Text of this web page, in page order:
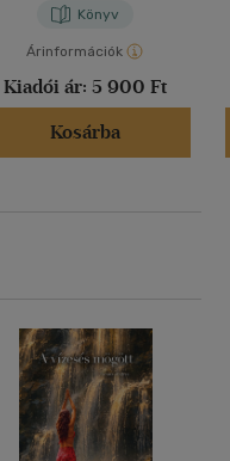
Könyv
Árinformációk
Kiadói ár: 5 900 Ft
Kosárba